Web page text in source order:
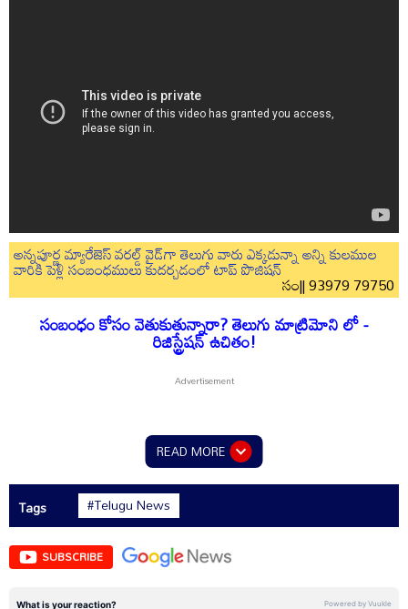
అన్నపూర్ణ మ్యారేజెస్ వరల్డ్ వైడ్‌గా తెలుగు వారు ఎక్కడున్నా అన్ని కులముల
వారికి పెళ్లి సంబంధములు కుదర్చడంలో టాప్ పొజిషన్
సం|| 93979 79750
సంబంధం కోసం వెతుకుతున్నారా? తెలుగు మాట్రిమోని లో -
రిజిస్ట్రేషన్ ఉచితం!
READ MORE
Tags #Telugu News
SUBSCRIBE